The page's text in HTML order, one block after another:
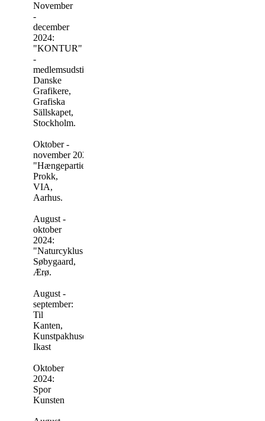
November
-
december
2024:
"KONTUR"
-
medlemsudstilling
Danske
Grafikere,
Grafiska
Sällskapet,
Stockholm.
Oktober -
november 2024:
"Hængepartier",
Prokk,
VIA,
Aarhus.
August -
oktober
2024:
"Naturcyklus",
Søbygaard,
Ærø.
August -
september:
Til
Kanten,
Kunstpakhuset,
Ikast
Oktober
2024:
Spor
Kunsten